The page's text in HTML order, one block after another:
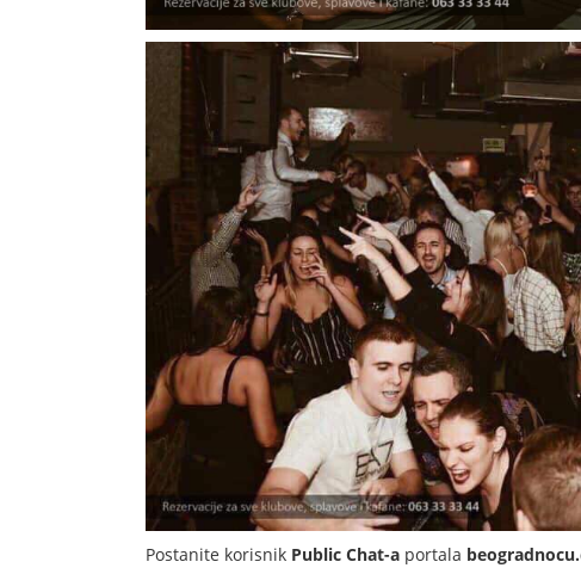
Postanite korisnik Public Chat-a portala